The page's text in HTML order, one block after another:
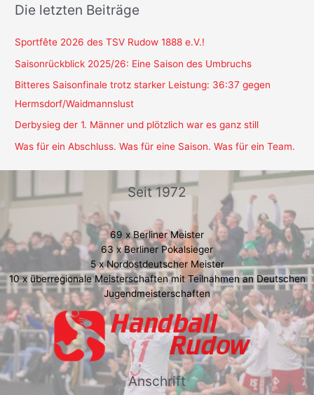
Die letzten Beiträge
Sportfête 2026 des TSV Rudow 1888 e.V.!
Saisonrückblick 2025/26: Eine Saison des Umbruchs
Bitteres Saisonfinale trotz starker Leistung: 36:37 gegen
Hermsdorf/Waidmannslust
Derbysieg der 1. Männer und plötzlich war es ganz still
Was für ein Abschluss. Was für eine Saison. Was für ein Team.
Seit 1972
69 x Berliner Meister
63 x Berliner Pokalsieger
5 x Nordostdeutscher Meister
10 x überregionale Meisterschaften mit Teilnahmen an Deutschen
Jugendmeisterschaften
Anschrift